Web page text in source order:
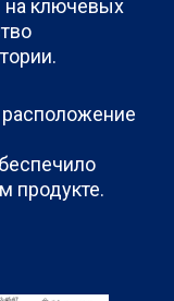
на ключевых
продукте.